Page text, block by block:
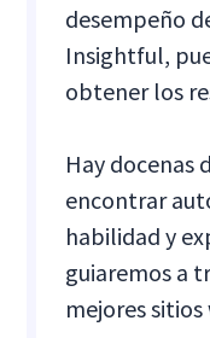
desempeño
Insightful,
obtener los
Hay docenas
encontrar
habilidad y
guiaremos a
mejores sitios